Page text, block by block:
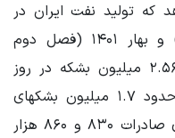
که تولید نفت ایران در
زمستان ۱۴۰۰ )فصل اول ۲۰۲۲ ) و بهار ۱۴۰۱ (فصل دوم
۲۰۲۲ ) به ترتیب حدود ۲.۵۲ و ۲.۵۶ میلیون بشکه در روز
بوده که با در نظر گرفتن مصرف حدود ۱.۷ میلیون بشکهای
روزانه نفت خام در داخل به معنای صادرات ۸۳۰ و ۸۶۰ هزار